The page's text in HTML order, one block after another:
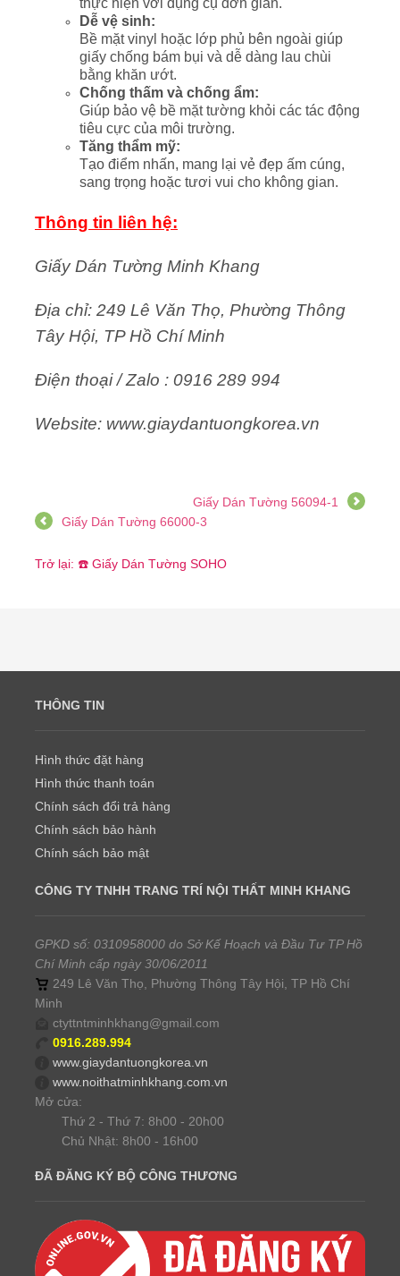
thực hiện với dụng cụ đơn giản.
Dễ vệ sinh:
Bề mặt vinyl hoặc lớp phủ bên ngoài giúp
giấy chống bám bụi và dễ dàng lau chùi
bằng khăn ướt.
Chống thấm và chống ẩm:
Giúp bảo vệ bề mặt tường khỏi các tác động
tiêu cực của môi trường.
Tăng thẩm mỹ:
Tạo điểm nhấn, mang lại vẻ đẹp ấm cúng,
sang trọng hoặc tươi vui cho không gian.
Thông tin liên hệ:
Giấy Dán Tường Minh Khang
Địa chỉ: 249 Lê Văn Thọ, Phường Thông
Tây Hội, TP Hồ Chí Minh
Điện thoại / Zalo : 0916 289 994
Website: www.giaydantuongkorea.vn
Giấy Dán Tường 56094-1
Giấy Dán Tường 66000-3
Trở lại: ☎️ Giấy Dán Tường SOHO
THÔNG TIN
Hình thức đặt hàng
Hình thức thanh toán
Chính sách đổi trả hàng
Chính sách bảo hành
Chính sách bảo mật
CÔNG TY TNHH TRANG TRÍ NỘI THẤT MINH KHANG
GPKD số: 0310958000 do Sở Kế Hoạch và Đầu Tư TP Hồ
Chí Minh cấp ngày 30/06/2011
249 Lê Văn Thọ, Phường Thông Tây Hội, TP Hồ Chí
Minh
ctyttntminhkhang@gmail.com
0916.289.994
www.giaydantuongkorea.vn
www.noithatminhkhang.com.vn
Mở cửa:
Thứ 2 - Thứ 7: 8h00 - 20h00
Chủ Nhật: 8h00 - 16h00
ĐÃ ĐĂNG KÝ BỘ CÔNG THƯƠNG